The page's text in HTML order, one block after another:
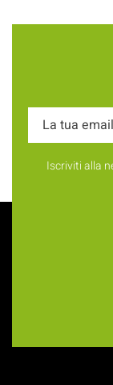
Iscriviti alla